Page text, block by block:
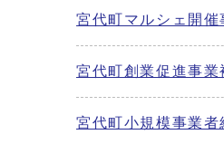
宮代町マルシェ開催
宮代町創業促進事業
宮代町小規模事業